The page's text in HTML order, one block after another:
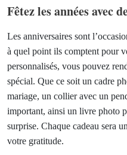
Fêtez les années avec
Les anniversaires sont
à quel point ils comptent pour
personnalisés, vous pouvez
spécial. Que ce soit un cadre
mariage, un collier avec un
important, ainsi un livre photo
surprise. Chaque cadeau sera
votre gratitude.